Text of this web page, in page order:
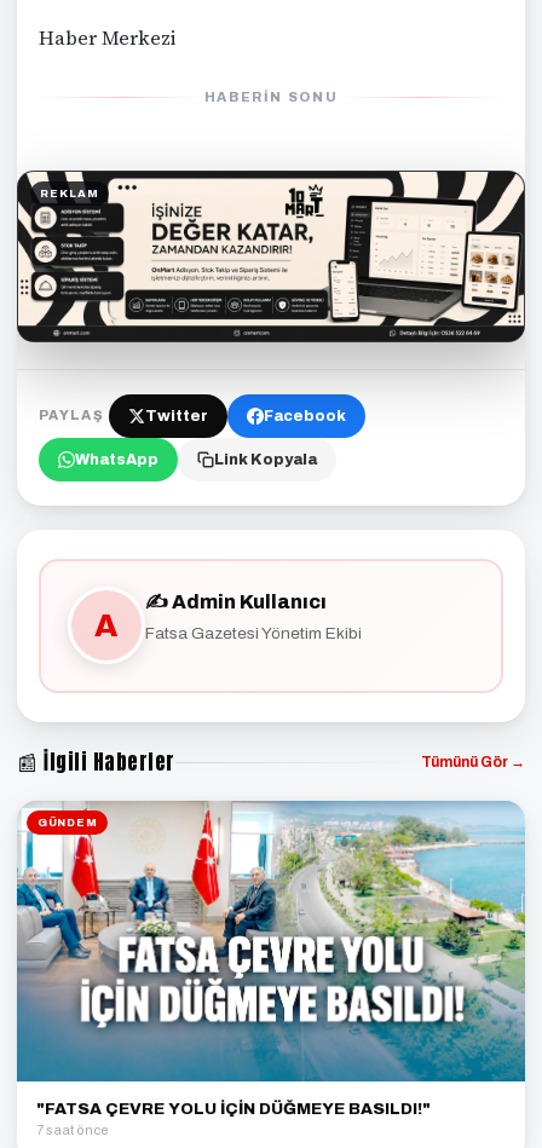
Haber Merkezi
HABERIN SONU
REKLAM
PAYLAŞ Twitter Facebook
WhatsApp Link Kopyala
A
✍️ Admin Kullanıcı
Fatsa Gazetesi Yönetim Ekibi
📰 İlgili Haberler Tümünü Gör →
GÜNDEM
"FATSA ÇEVRE YOLU İÇİN DÜĞMEYE BASILDI!"
7 saat önce